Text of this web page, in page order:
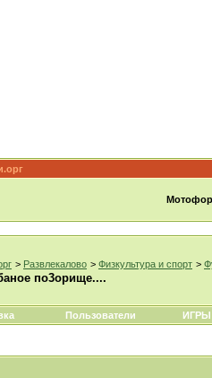
> Развлекалово > Физкультура и спорт >
по3орище....
Пользователи ИГРЫ